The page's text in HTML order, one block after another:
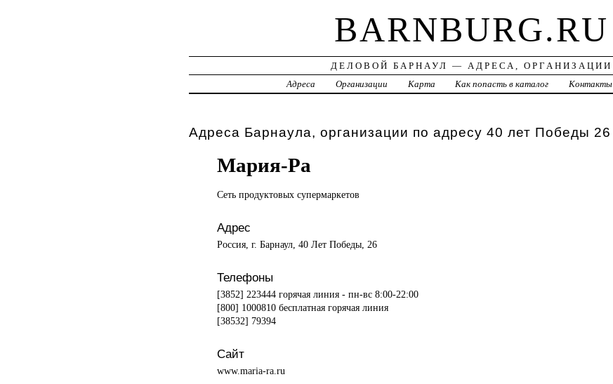
BARNBURG.RU
ДЕЛОВОЙ БАРНАУЛ — АДРЕСА, ОРГАНИЗАЦИИ
Адреса
Организации Карта Как попасть в каталог Контакты
Адреса Барнаула, организации по адресу 40 лет Победы 26
Мария-Ра
Сеть продуктовых супермаркетов
Адрес
Россия, г. Барнаул, 40 Лет Победы, 26
Телефоны
[3852] 223444 горячая линия - пн-вс 8:00-22:00
[800] 1000810 бесплатная горячая линия
[38532] 79394
Сайт
www.maria-ra.ru